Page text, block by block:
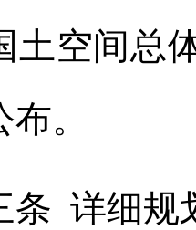
空间总体
。
详细规划